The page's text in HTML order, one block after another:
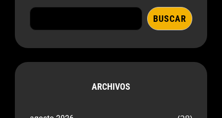
BUSCAR
ARCHIVOS